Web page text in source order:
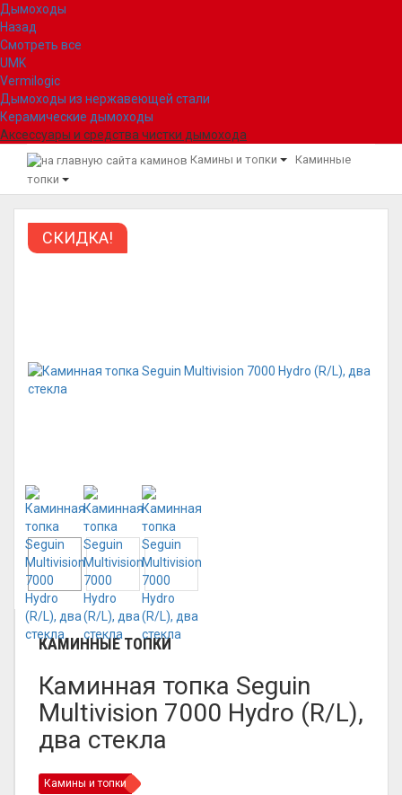
Дымоходы
Назад
Смотреть все
UMK
Vermilogic
Дымоходы из нержавеющей стали
Керамические дымоходы
Аксессуары и средства чистки дымохода
Камины и топки
Каминные
топки
СКИДКА!
КАМИННЫЕ ТОПКИ
Каминная топка Seguin
Multivision 7000 Hydro (R/L),
два стекла
Камины и топки